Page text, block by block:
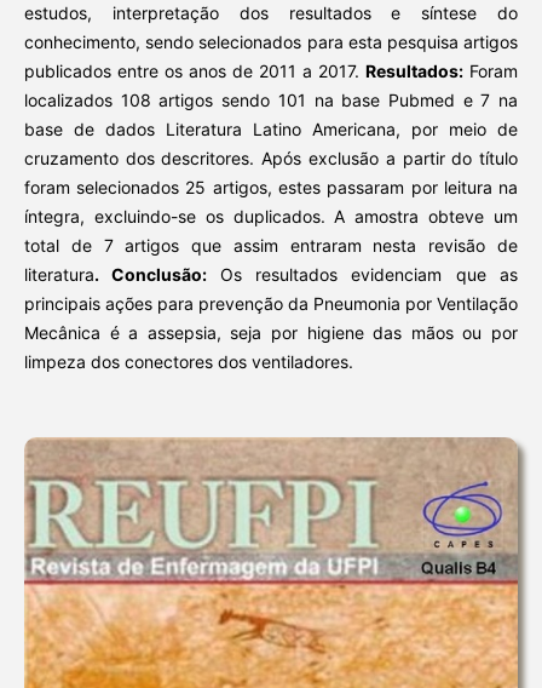
estudos, interpretação dos resultados e síntese do
conhecimento, sendo selecionados para esta pesquisa artigos
publicados entre os anos de 2011 a 2017.Resultados: Foram
localizados 108 artigos sendo 101 na base Pubmed e 7 na
base de dados Literatura Latino Americana, por meio de
cruzamento dos descritores. Após exclusão a partir do título
foram selecionados 25 artigos, estes passaram por leitura na
íntegra, excluindo-se os duplicados. A amostra obteve um
total de 7 artigos que assim entraram nesta revisão de
literatura. Conclusão: Os resultados evidenciam que as
principais ações para prevenção da Pneumonia por Ventilação
Mecânica é a assepsia, seja por higiene das mãos ou por
limpeza dos conectores dos ventiladores.